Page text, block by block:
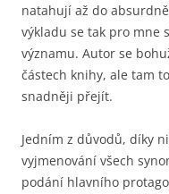
natahují až do
výkladu se tak pro mne
významu. Autor se
částech knihy, ale tam
snadněji přejít.
Jedním z důvodů, díky
vyjmenování všech
podání hlavního